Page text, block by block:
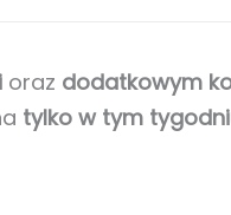
oraz dodatkowym
tylko w tym